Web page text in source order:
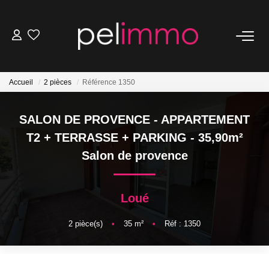
ESTIMATION
NOS SERVICES
Accueil 2 pièces Référence 1350
SALON DE PROVENCE - APPARTEMENT
T2 + TERRASSE + PARKING - 35,90m²
Salon de provence
Loué
2 pièce(s) • 35 m² • Réf : 1350